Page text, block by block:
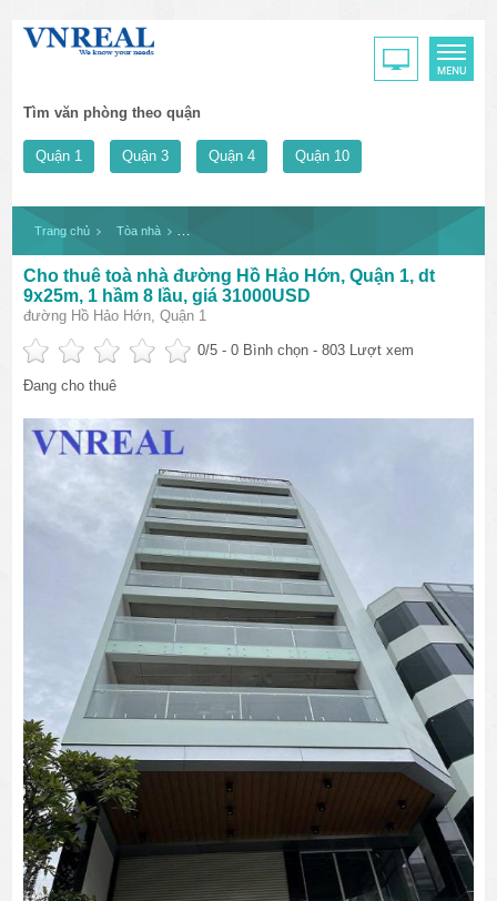
Tìm văn phòng theo quận
Quận 1 Quận 3 Quận 4 Quận 10
Trang chủ Tòa nhà
Cho thuê toà nhà đường Hồ Hảo Hớn, Quận 1, dt
9x25m, 1 hầm 8 lầu, giá 31000USD
đường Hồ Hảo Hớn, Quận 1
0/5 -0 Bình chọn - 803 Lượt xem
Đang cho thuê
văn phòng cho thuê quận 3
văn phòng quận 1
văn phòng quận 3
cao ốc văn phòng quận 1
cao ốc văn phòng quận 3